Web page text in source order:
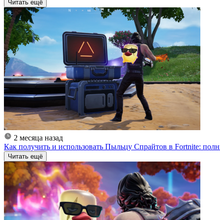
Читать ещё
2 месяца назад
Как получить и использовать Пыльцу Спрайтов в Fortnite:
Читать ещё